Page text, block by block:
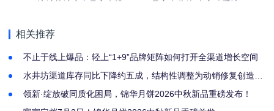
相关推荐
不止于线上爆品：轻上“1+9”品牌矩阵如何打开全渠道增长空间
水井坊渠道库存同比下降约五成，结构性调整为动销修复创造空
领新·绽放破同质化困局，锦华月饼2026中秋新品重磅发布！